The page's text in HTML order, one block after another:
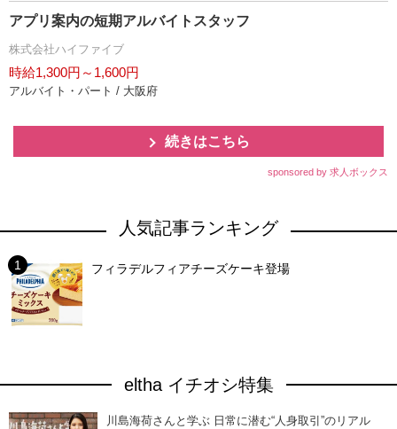
アプリ案内の短期アルバイトスタッフ
株式会社ハイファイブ
時給1,300円～1,600円
アルバイト・パート / 大阪府
続きはこちら
sponsored by 求人ボックス
人気記事ランキング
フィラデルフィアチーズケーキ登場
eltha イチオシ特集
川島海荷さんと学ぶ 日常に潜む“人身取引”のリアル